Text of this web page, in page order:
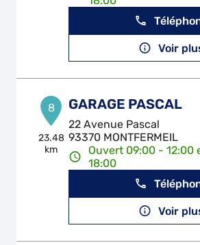
Voir
8
23.48
km
GARAGE PASCAL
22 Avenue Pascal
93370 MONTFERMEIL
Ouvert 09:00 - 12:00
18:00
Voir